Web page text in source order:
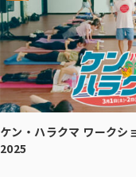
ケン・ハラクマ ワークシ
2025